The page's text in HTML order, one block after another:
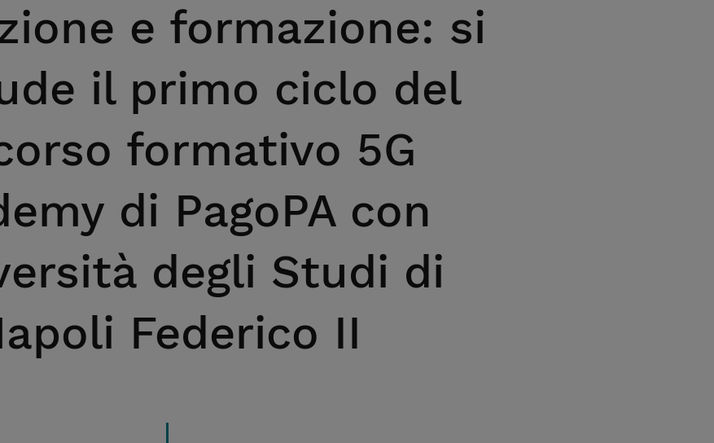
e formazione: si
il primo ciclo del
formativo 5G
di PagoPA con
degli Studi di
Federico II